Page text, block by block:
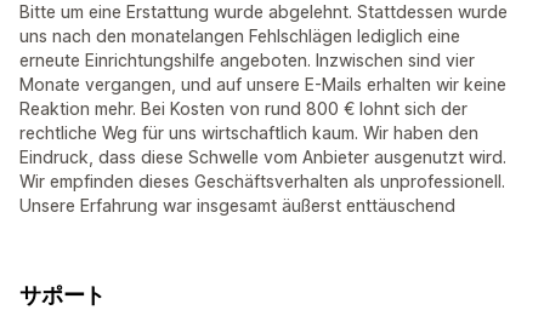
Bitte um eine Erstattung wurde abgelehnt. Stattdessen wurde
uns nach den monatelangen Fehlschlägen lediglich eine
erneute Einrichtungshilfe angeboten. Inzwischen sind vier
Monate vergangen, und auf unsere E-Mails erhalten wir keine
Reaktion mehr. Bei Kosten von rund 800 € lohnt sich der
rechtliche Weg für uns wirtschaftlich kaum. Wir haben den
Eindruck, dass diese Schwelle vom Anbieter ausgenutzt wird.
Wir empfinden dieses Geschäftsverhalten als unprofessionell.
Unsere Erfahrung war insgesamt äußerst enttäuschend
サポート